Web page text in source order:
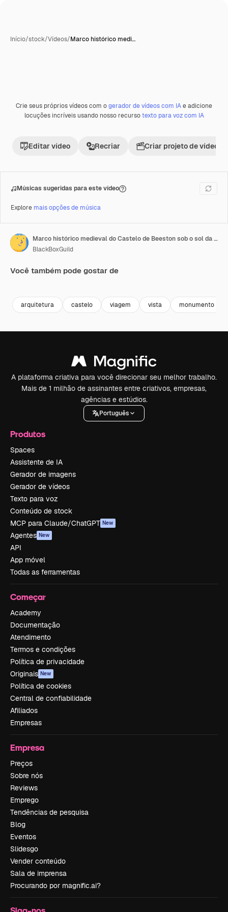
Início/stock/Vídeos/Marco histórico medi…
Premium
Crie seus próprios vídeos com ogerador de vídeos com IAe adicione
locuções incríveis usando nosso recursotexto para voz com IA
Editar vídeo Recriar Criar projeto de vídeo
Músicas sugeridas para este vídeo
Explore mais opções de música
Marco histórico medieval do Castelo de Beeston sob o sol da primavera - aproximação aérea de drone à distância - Cheshire, Inglaterra, Reino Unido
BlackBoxGuild
Você também pode gostar de
arquitetura castelo viagem vista monumento
A plataforma criativa para você direcionar seu melhor trabalho.
Mais de 1 milhão de assinantes entre criativos, empresas,
agências e estúdios.
Português
Produtos
Spaces
Assistente de IA
Gerador de imagens
Gerador de vídeos
Texto para voz
Conteúdo de stock
MCP para Claude/ChatGPT New
Agentes New
API
App móvel
Todas as ferramentas
Começar
Academy
Documentação
Atendimento
Termos e condições
Política de privacidade
Originais New
Política de cookies
Central de confiabilidade
Afiliados
Empresas
Empresa
Preços
Sobre nós
Reviews
Emprego
Tendências de pesquisa
Blog
Eventos
Slidesgo
Vender conteúdo
Sala de imprensa
Procurando por magnific.ai?